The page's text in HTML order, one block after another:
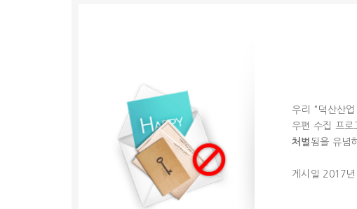
우리 "덕산산
우편 수집 프로
처벌됨을 유념
게시일 2017